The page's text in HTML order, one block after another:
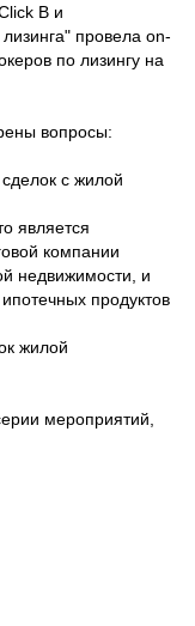
B и
лизинга" провела on-
по лизингу на
вопросы:
с жилой
является
компании
недвижимости, и
продуктов
жилой
мероприятий,